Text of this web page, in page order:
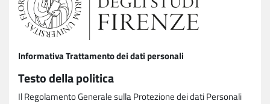
Informativa Trattamento dei dati personali
Testo della politica
Il Regolamento Generale sulla Protezione dei dati Personali